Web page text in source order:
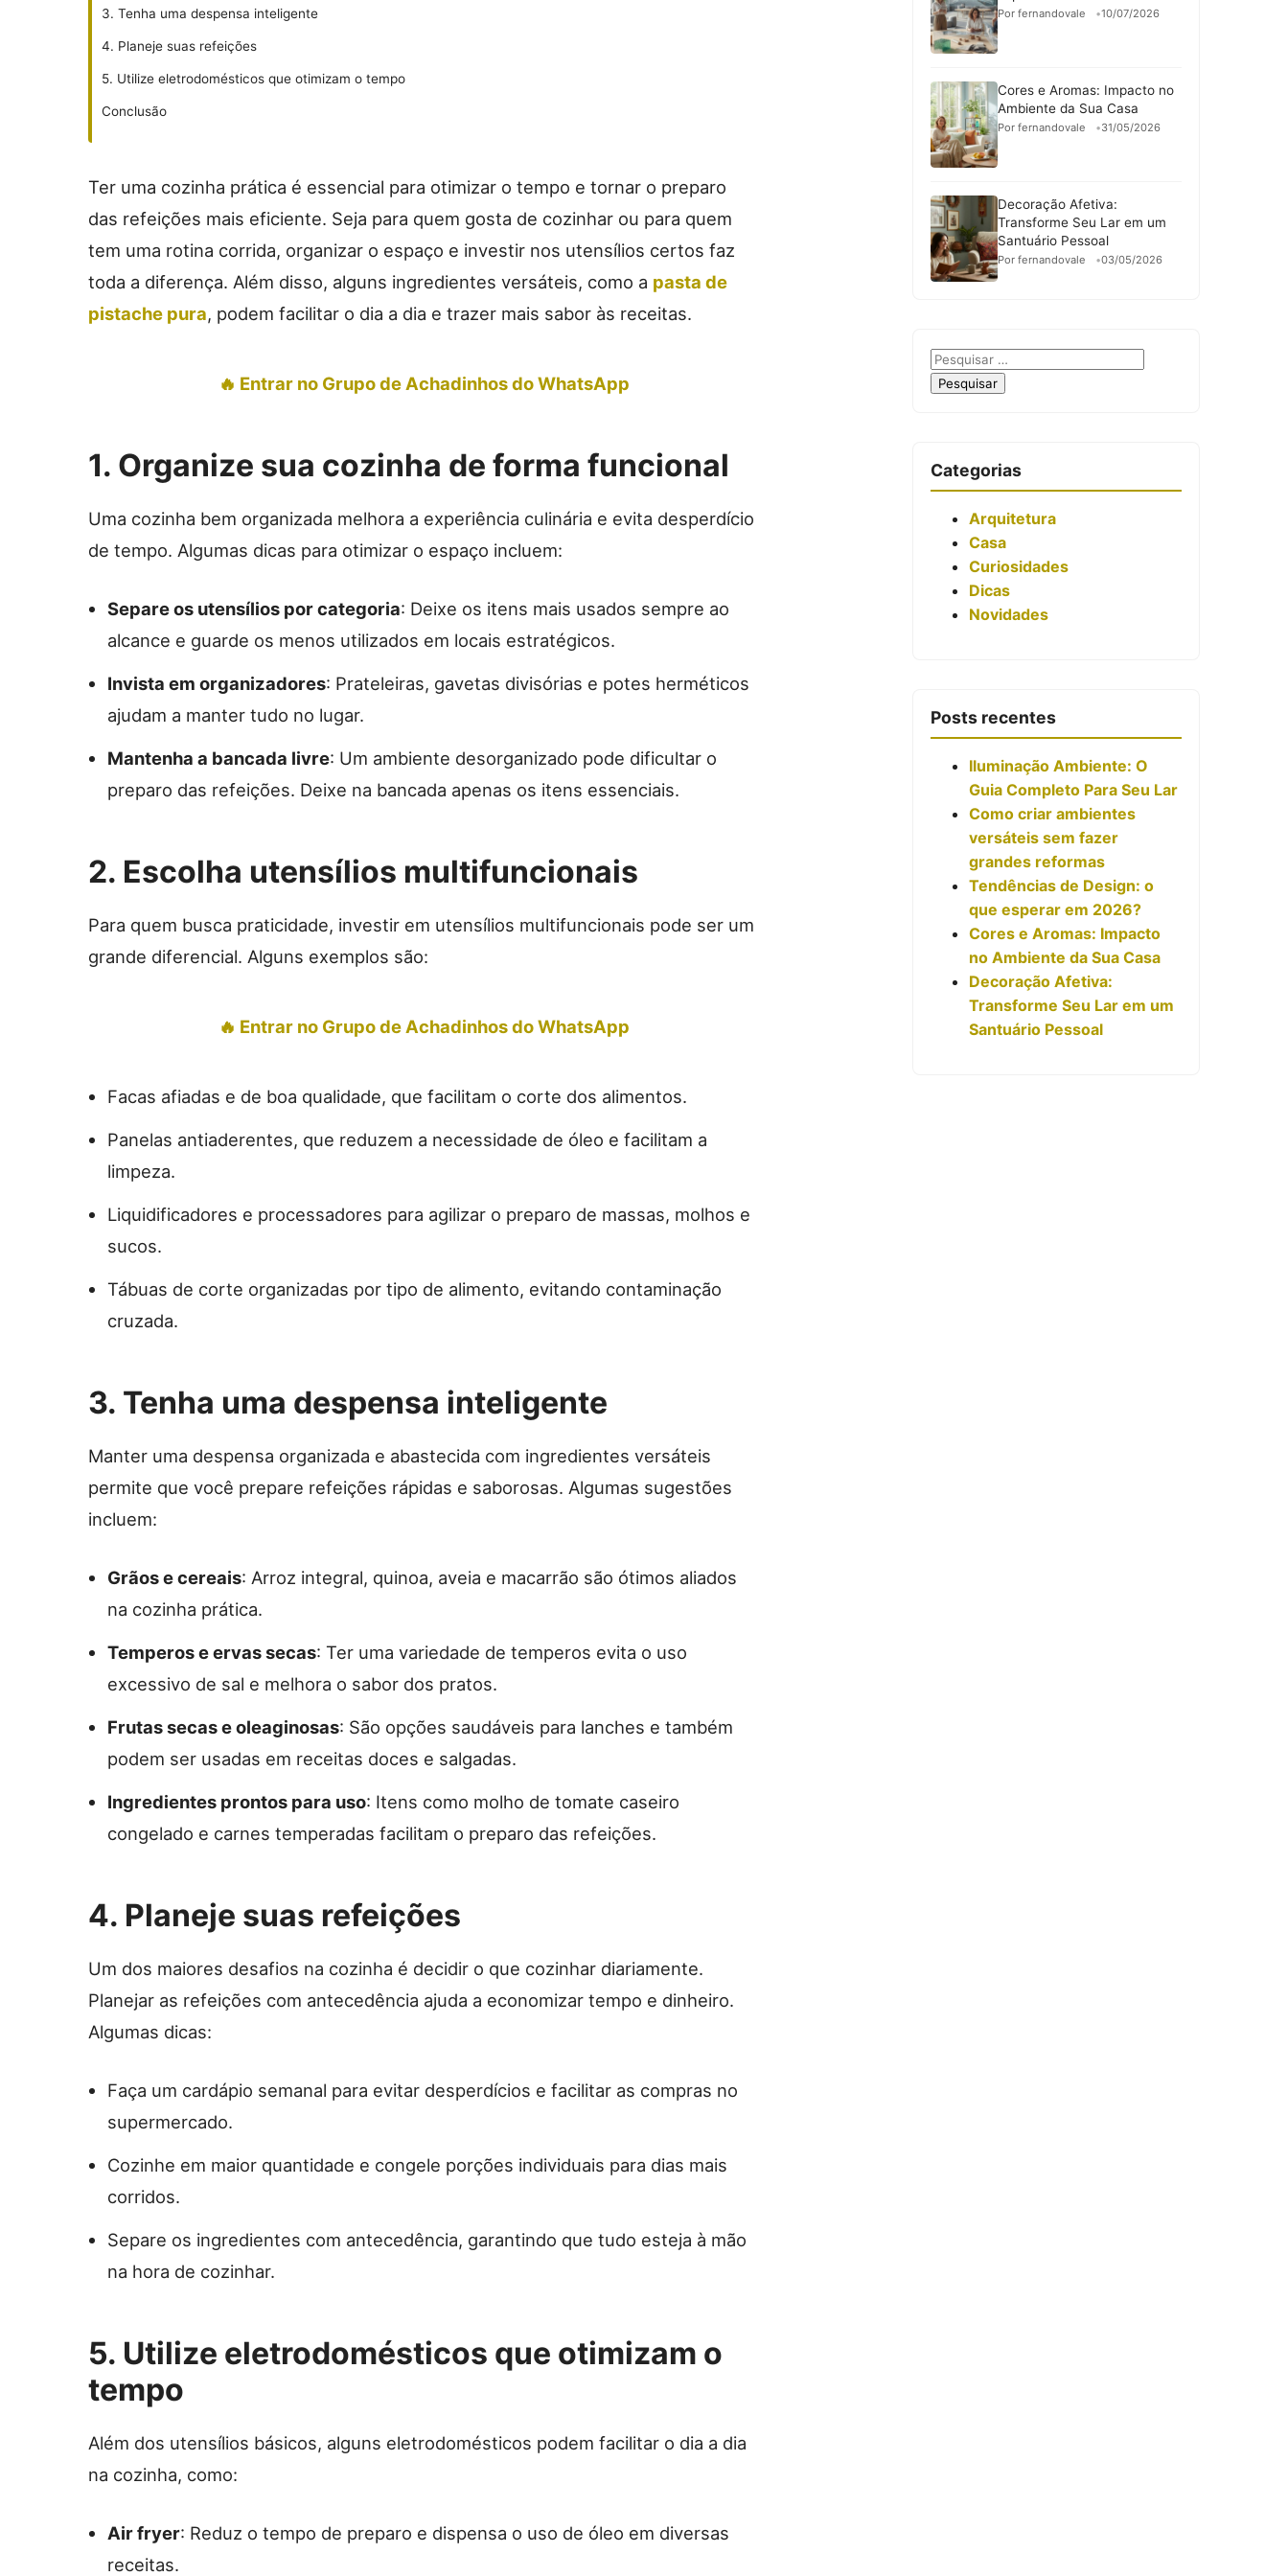
3. Tenha uma despensa inteligente
4. Planeje suas refeições
5. Utilize eletrodomésticos que otimizam o tempo
Conclusão
Ter uma cozinha prática é essencial para otimizar o tempo e tornar o preparo
das refeições mais eficiente. Seja para quem gosta de cozinhar ou para quem
tem uma rotina corrida, organizar o espaço e investir nos utensílios certos faz
toda a diferença. Além disso, alguns ingredientes versáteis, como a pasta de
pistache pura, podem facilitar o dia a dia e trazer mais sabor às receitas.
🔥 Entrar no Grupo de Achadinhos do WhatsApp
1. Organize sua cozinha de forma funcional
Uma cozinha bem organizada melhora a experiência culinária e evita desperdício
de tempo. Algumas dicas para otimizar o espaço incluem:
Separe os utensílios por categoria: Deixe os itens mais usados sempre ao
alcance e guarde os menos utilizados em locais estratégicos.
Invista em organizadores: Prateleiras, gavetas divisórias e potes herméticos
ajudam a manter tudo no lugar.
Mantenha a bancada livre: Um ambiente desorganizado pode dificultar o
preparo das refeições. Deixe na bancada apenas os itens essenciais.
2. Escolha utensílios multifuncionais
Para quem busca praticidade, investir em utensílios multifuncionais pode ser um
grande diferencial. Alguns exemplos são:
🔥 Entrar no Grupo de Achadinhos do WhatsApp
Facas afiadas e de boa qualidade, que facilitam o corte dos alimentos.
Panelas antiaderentes, que reduzem a necessidade de óleo e facilitam a
limpeza.
Liquidificadores e processadores para agilizar o preparo de massas, molhos e
sucos.
Tábuas de corte organizadas por tipo de alimento, evitando contaminação
cruzada.
3. Tenha uma despensa inteligente
Manter uma despensa organizada e abastecida com ingredientes versáteis
permite que você prepare refeições rápidas e saborosas. Algumas sugestões
incluem:
Grãos e cereais: Arroz integral, quinoa, aveia e macarrão são ótimos aliados
na cozinha prática.
Temperos e ervas secas: Ter uma variedade de temperos evita o uso
excessivo de sal e melhora o sabor dos pratos.
Frutas secas e oleaginosas: São opções saudáveis para lanches e também
podem ser usadas em receitas doces e salgadas.
Ingredientes prontos para uso: Itens como molho de tomate caseiro
congelado e carnes temperadas facilitam o preparo das refeições.
4. Planeje suas refeições
Um dos maiores desafios na cozinha é decidir o que cozinhar diariamente.
Planejar as refeições com antecedência ajuda a economizar tempo e dinheiro.
Algumas dicas:
Faça um cardápio semanal para evitar desperdícios e facilitar as compras no
supermercado.
Cozinhe em maior quantidade e congele porções individuais para dias mais
corridos.
Separe os ingredientes com antecedência, garantindo que tudo esteja à mão
na hora de cozinhar.
5. Utilize eletrodomésticos que otimizam o
tempo
Além dos utensílios básicos, alguns eletrodomésticos podem facilitar o dia a dia
na cozinha, como:
Air fryer: Reduz o tempo de preparo e dispensa o uso de óleo em diversas
receitas.
Por fernandovale 10/07/2026
Cores e Aromas: Impacto no
Ambiente da Sua Casa
Por fernandovale 31/05/2026
Decoração Afetiva:
Transforme Seu Lar em um
Santuário Pessoal
Por fernandovale 03/05/2026
Pesquisar
por:
Categorias
Arquitetura
Casa
Curiosidades
Dicas
Novidades
Posts recentes
Iluminação Ambiente: O
Guia Completo Para Seu Lar
Como criar ambientes
versáteis sem fazer
grandes reformas
Tendências de Design: o
que esperar em 2026?
Cores e Aromas: Impacto
no Ambiente da Sua Casa
Decoração Afetiva:
Transforme Seu Lar em um
Santuário Pessoal